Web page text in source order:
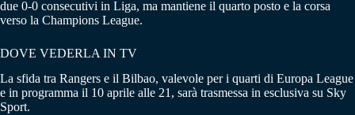
due 0-0 consecutivi in Liga, ma mantiene il quarto posto e la corsa
verso la Champions League.
DOVE VEDERLA IN TV
La sfida tra Rangers e il Bilbao, valevole per i quarti di Europa League
e in programma il 10 aprile alle 21, sarà trasmessa in esclusiva su Sky
Sport.